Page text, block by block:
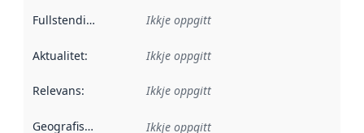
Fullstendigheit Ikkje oppgitt
Aktualitet: Ikkje oppgitt
Relevans: Ikkje oppgitt
Geografisk område Ikkje oppgitt